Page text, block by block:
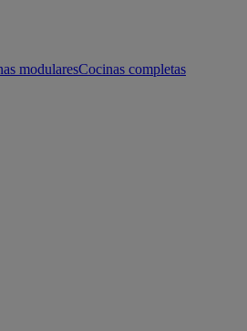
modularesCocinas completas